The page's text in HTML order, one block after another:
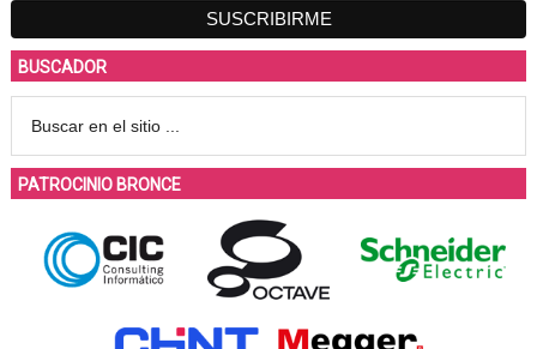
BUSCADOR
PATROCINIO BRONCE